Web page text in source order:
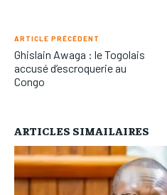
ARTICLE PRÉCÉDENT
Ghislain Awaga : le Togolais
accusé d’escroquerie au
Congo
ARTICLES SIMAILAIRES